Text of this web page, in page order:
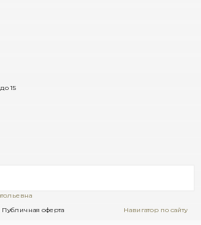
15
Публичная оферта Навигатор по сайту